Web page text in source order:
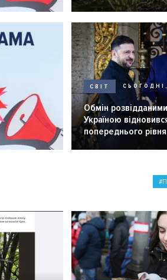
СВІТ
Обмін
Україною
попереднього